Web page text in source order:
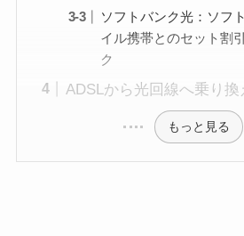
ソフトバンク光：ソフ
イル携帯とのセット割
ク
ADSLから光回線へ乗り
もっと見る